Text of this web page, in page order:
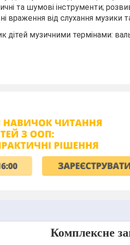
та шумові інструменти;
враження від слухання музики
дітей музичними термінами:
Комплексне